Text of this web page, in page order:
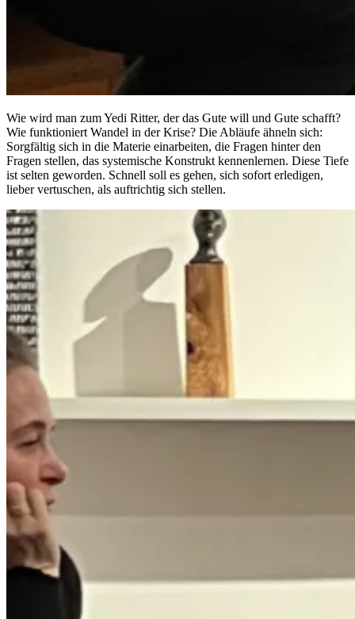
Wie wird man zum Yedi Ritter, der das Gute will und Gute schafft?
Wie funktioniert Wandel in der Krise? Die Abläufe ähneln sich:
Sorgfältig sich in die Materie einarbeiten, die Fragen hinter den
Fragen stellen, das systemische Konstrukt kennenlernen. Diese Tiefe
ist selten geworden. Schnell soll es gehen, sich sofort erledigen,
lieber vertuschen, als auftrichtig sich stellen.